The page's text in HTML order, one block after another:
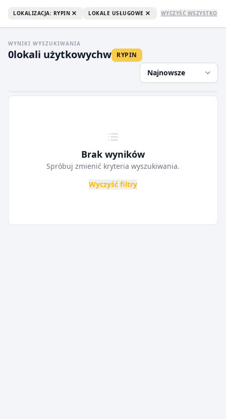
LOKALIZACJA: RYPIN LOKALE USŁUGOWE WYCZYŚĆ WSZYSTKO
WYNIKI WYSZUKIWANIA
0lokali użytkowychw RYPIN
Najnowsze
Brak wyników
Spróbuj zmienić kryteria wyszukiwania.
Wyczyść filtry